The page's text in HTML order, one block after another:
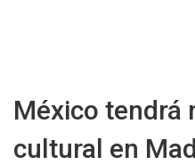
México tendrá
cultural en